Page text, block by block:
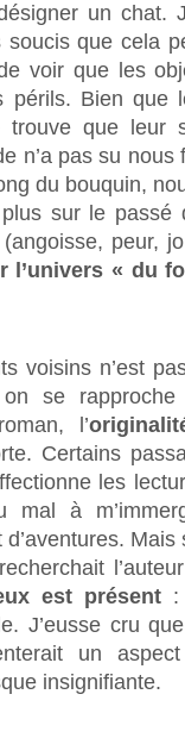
un chat.
que cela
voir que les
Bien que
que leur
n’a pas su
du bouquin,
sur le
peur,
l’univers « du
voisins n’est
se
l’
Certains
les
mal à
est présent :
J’eusse cru
un
insignifiante.